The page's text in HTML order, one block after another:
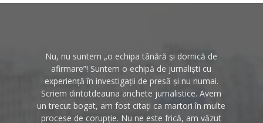
Nu, nu suntem „o echipa tânără și dornică de
afirmare”! Suntem o echipă de jurnaliști cu
experiență în investigații de presă și nu numai.
Scriem dintotdeauna anchete jurnalistice. Avem
un trecut bogat, am fost citați ca martori în multe
procese de corupție. Nu ne este frică, am văzut